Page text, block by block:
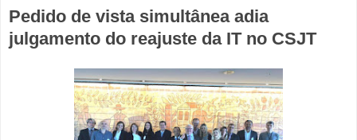
Pedido de vista simultânea adia
julgamento do reajuste da IT no CSJT